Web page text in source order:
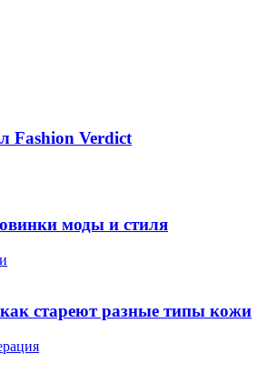
Fashion Verdict
моды и стиля
стареют разные типы кожи